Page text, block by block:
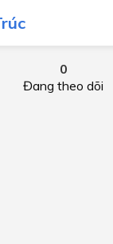
0
Đang theo dõi